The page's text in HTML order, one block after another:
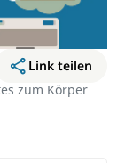
Link teilen
zum Körper